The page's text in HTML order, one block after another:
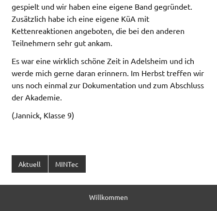
gespielt und wir haben eine eigene Band gegründet.
Zusätzlich habe ich eine eigene KüA mit
Kettenreaktionen angeboten, die bei den anderen
Teilnehmern sehr gut ankam.
Es war eine wirklich schöne Zeit in Adelsheim und ich
werde mich gerne daran erinnern. Im Herbst treffen wir
uns noch einmal zur Dokumentation und zum Abschluss
der Akademie.
(Jannick, Klasse 9)
Aktuell MINTec
Willkommen